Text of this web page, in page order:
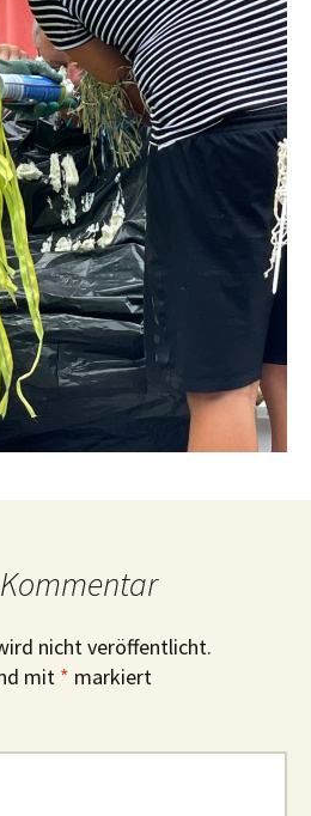
nicht veröffentlicht.
mit * markiert